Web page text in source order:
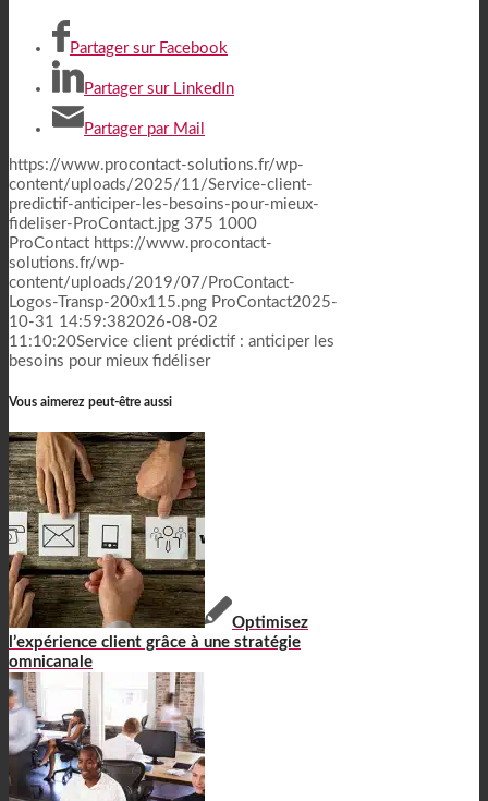
Partager sur Facebook
Partager sur LinkedIn
Partager par Mail
https://www.procontact-solutions.fr/wp-
content/uploads/2025/11/Service-client-
predictif-anticiper-les-besoins-pour-mieux-
fideliser-ProContact.jpg 375 1000
ProContact https://www.procontact-
solutions.fr/wp-
content/uploads/2019/07/ProContact-
Logos-Transp-200x115.png ProContact2025-
10-31 14:59:382026-08-02
11:10:20Service client prédictif : anticiper les
besoins pour mieux fidéliser
Vous aimerez peut-être aussi
Optimisez
l’expérience client grâce à une stratégie
omnicanale